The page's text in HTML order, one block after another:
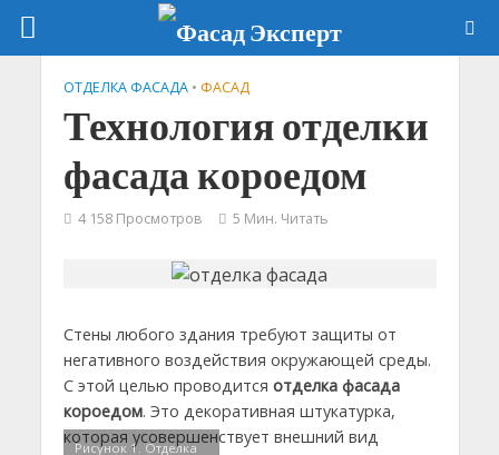
ОТДЕЛКА ФАСАДА • ФАСАД
Технология отделки
фасада короедом
4 158 Просмотров 5 Мин. Читать
Стены любого здания требуют защиты от
негативного воздействия окружающей среды.
С этой целью проводится отделка фасада
короедом. Это декоративная штукатурка,
которая усовершенствует внешний вид
Рисунок 1. Отделка